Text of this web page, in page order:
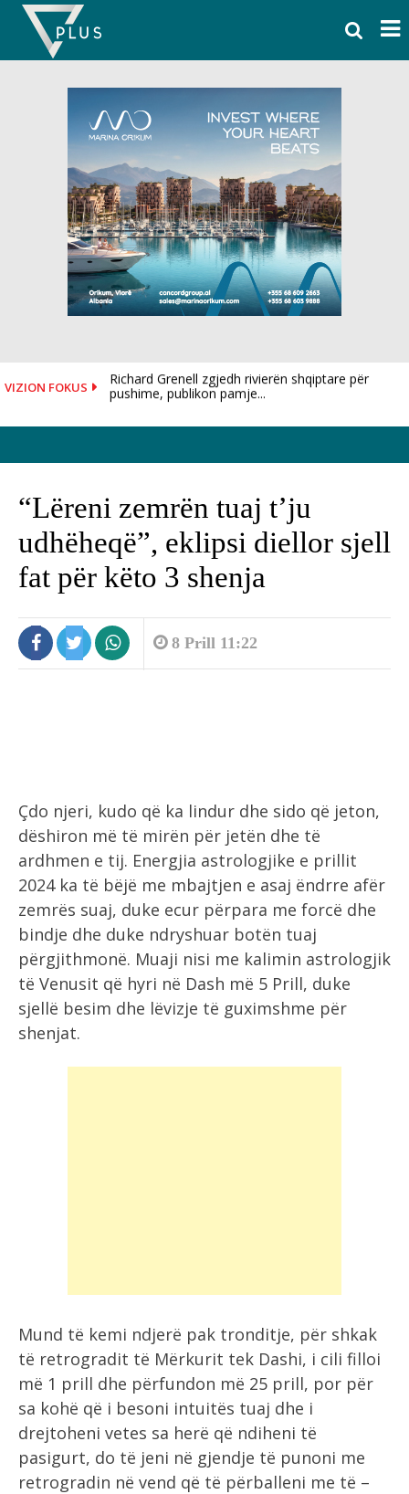
Skip
content
VIZION FOKUS
Richard Grenell zgjedh rivierën shqiptare për
pushime, publikon pamje...
“Lëreni zemrën tuaj t’ju
udhëheqë”, eklipsi diellor sjell
fat për këto 3 shenja
8 Prill 11:22
Çdo njeri, kudo që ka lindur dhe sido që jeton,
dëshiron më të mirën për jetën dhe të
ardhmen e tij. Energjia astrologjike e prillit
2024 ka të bëjë me mbajtjen e asaj ëndrre afër
zemrës suaj, duke ecur përpara me forcë dhe
bindje dhe duke ndryshuar botën tuaj
përgjithmonë. Muaji nisi me kalimin astrologjik
të Venusit që hyri në Dash më 5 Prill, duke
sjellë besim dhe lëvizje të guximshme për
shenjat.
Mund të kemi ndjerë pak tronditje, për shkak
të retrogradit të Mërkurit tek Dashi, i cili filloi
më 1 prill dhe përfundon më 25 prill, por për
sa kohë që i besoni intuitës tuaj dhe i
drejtoheni vetes sa herë që ndiheni të
pasigurt, do të jeni në gjendje të punoni me
retrogradin në vend që të përballeni me të –